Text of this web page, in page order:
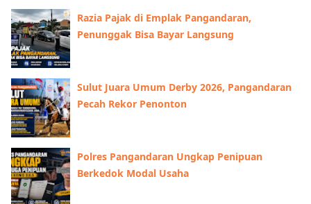
Razia Pajak di Emplak Pangandaran,
Penunggak Bisa Bayar Langsung
Sulut Juara Umum Derby 2026, Pangandaran
Pecah Rekor Penonton
Polres Pangandaran Ungkap Penipuan
Berkedok Modal Usaha